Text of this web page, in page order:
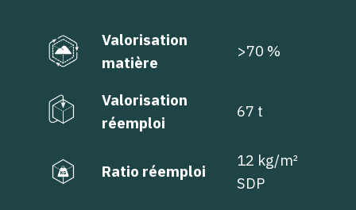
Valorisation
matière
>70 %
Valorisation
réemploi
67 t
Ratio réemploi
12 kg/m²
SDP